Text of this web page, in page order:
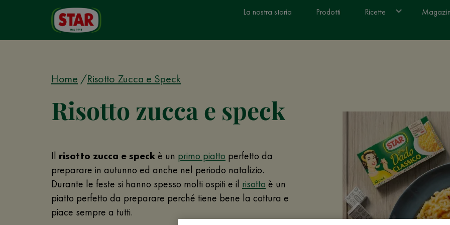
La nostra storia Prodotti Ricette
Home Risotto Zucca e Speck
Risotto zucca e speck
Il risotto zucca e speckè un primo piatto perfetto da
preparare in autunno ed anche nel periodo natalizio.
Durante le feste si hanno spesso molti ospiti e il risotto è un
piatto perfetto da preparare perché tiene bene la cottura e
piace sempre a tutti.